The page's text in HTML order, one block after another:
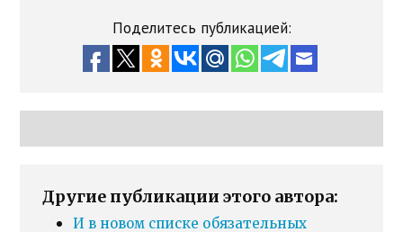
Поделитесь публикацией:
Другие публикации этого автора:
И в новом списке обязательных